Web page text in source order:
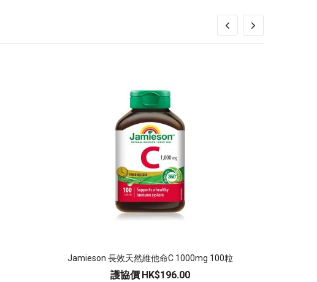
Jamieson 長效天然維他命C 1000mg 100粒
護協價 HK$196.00